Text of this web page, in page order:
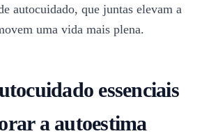
autocuidado, que juntas elevam a
uma vida mais plena.
essenciais
a autoestima